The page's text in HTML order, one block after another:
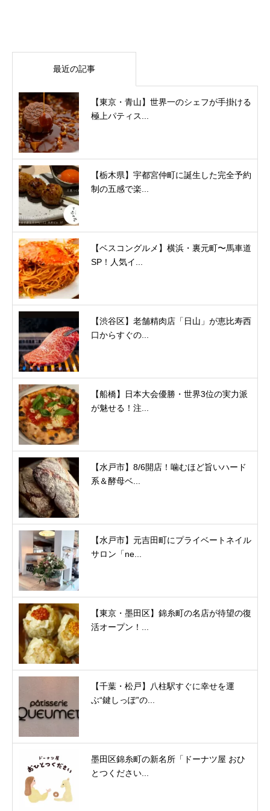
最近の記事
【東京・青山】世界一のシェフが手掛ける
極上パティス...
【栃木県】宇都宮仲町に誕生した完全予約
制の五感で楽...
【ベスコングルメ】横浜・裏元町〜馬車道
SP！人気イ...
【渋谷区】老舗精肉店「日山」が恵比寿西
口からすぐの...
【船橋】日本大会優勝・世界3位の実力派
が魅せる！注...
【水戸市】8/6開店！噛むほど旨いハード
系＆酵母ベ...
【水戸市】元吉田町にプライベートネイル
サロン「ne...
【東京・墨田区】錦糸町の名店が待望の復
活オープン！...
【千葉・松戸】八柱駅すぐに幸せを運
ぶ“鍵しっぽ”の...
墨田区錦糸町の新名所「ドーナツ屋 おひ
とつください...